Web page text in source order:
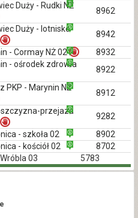
Duży - Rudki NŻ
8962
Duży - lotnisko
8942
- Cormay NŻ 02
8932
- ośrodek zdrowia
8922
PKP - Marynin NŻ
8912
przejazd
9282
- szkoła 02
8902
- kościół 02
8702
03 5783